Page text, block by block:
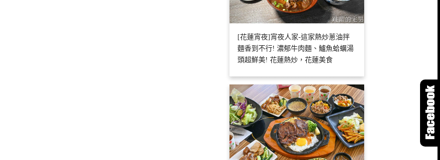
[花蓮宵夜]宵夜人家-這家熱炒蔥油拌
麵香到不行! 濃郁牛肉麵、鱸魚蛤蠣湯
頭超鮮美! 花蓮熱炒，花蓮美食